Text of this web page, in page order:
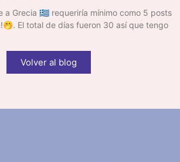
a Grecia 🇬🇷 requeriría mínimo como 5 posts
El total de días fueron 30 así que tengo
Volver al blog